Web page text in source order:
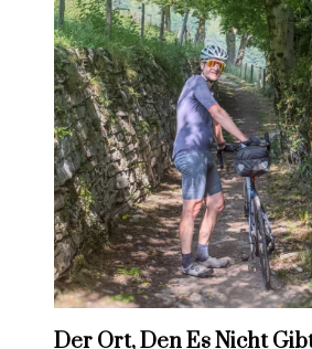
Der Ort, Den Es Nicht